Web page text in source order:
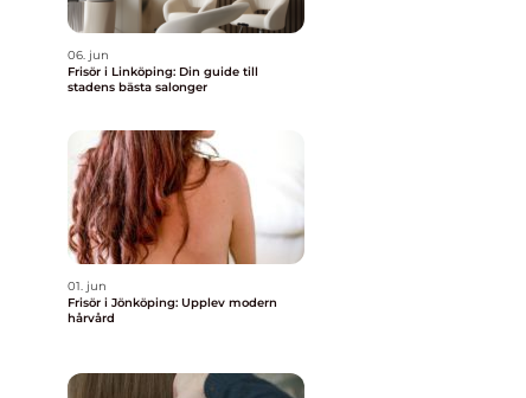
06. jun
Frisör i Linköping: Din guide till
stadens bästa salonger
01. jun
Frisör i Jönköping: Upplev modern
hårvård